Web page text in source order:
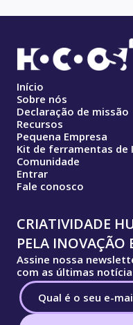
Início
Sobre nós
Declaração de missão
Recursos
Pequena Empresa
Kit de ferramentas de
Comunidade
Entrar
Fale conosco
CRIATIVIDADE
PELA INOVAÇÃO
Assine nossa
com as últimas